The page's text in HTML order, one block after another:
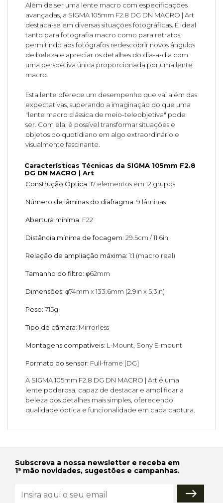
Além de ser uma lente macro com especificações
avançadas, a SIGMA 105mm F2.8 DG DN MACRO | Art
destaca-se em diversas situações fotográficas. É ideal
tanto para fotografia macro como para retratos,
permitindo aos fotógrafos redescobrir novos ângulos
de beleza e apreciar os detalhes do dia-a-dia com
uma perspetiva única proporcionada por uma lente
macro.
Esta lente oferece um desempenho que vai além das
expectativas, superando a imaginação do que uma
"lente macro clássica de meio-teleobjetiva" pode
ser. Com ela, é possível transformar situações e
objetos do quotidiano em algo extraordinário e
visualmente fascinante.
Características Técnicas da SIGMA 105mm F2.8
DG DN MACRO | Art
Construção Óptica: 17 elementos em 12 grupos
Número de lâminas do diafragma: 9 lâminas
Abertura mínima: F22
Distância mínima de focagem: 29.5cm / 11.6in
Relação de ampliação máxima: 1:1 (macro real)
Tamanho do filtro: φ62mm
Dimensões: φ74mm x 133.6mm (2.9in x 5.3in)
Peso: 715g
Tipo de câmara: Mirrorless
Montagens compatíveis: L-Mount, Sony E-mount
Formato do sensor: Full-frame [DG]
A SIGMA 105mm F2.8 DG DN MACRO | Art é uma
lente poderosa, capaz de destacar e amplificar a
beleza dos detalhes mais simples, oferecendo
qualidade óptica e funcionalidade em cada captura.
Subscreva a nossa newsletter e receba em
1ª mão novidades, sugestões e campanhas.